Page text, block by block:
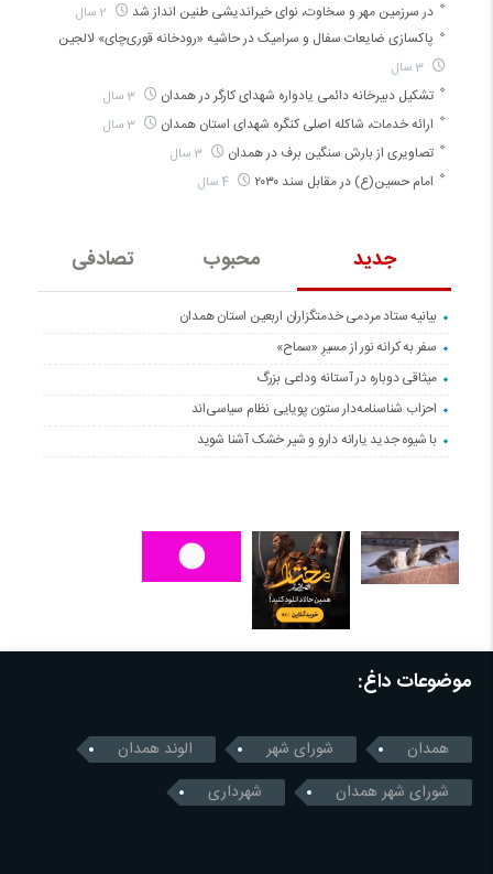
جدید محبوب تصادفی
بیانیه ستاد مردمی خدمتگزاران اربعین استان همدان
سفر به کرانه‌ نور از مسیرِ «سماح»
میثاقی دوباره در آستانه‌ وداعی بزرگ
احزاب شناسنامه‌دار ستون پویایی نظام سیاسی‌اند
با شیوه جدید یارانه دارو و شیر خشک آشنا شوید
در سرزمین مهر و سخاوت، نوای خیراندیشی طنین انداز شد
پاکسازی ضایعات سفال و سرامیک در حاشیه «رودخانه قوری‌چای» لالجین
3 سال
تشکیل دبیرخانه دائمی یادواره شهدای کارگر در همدان 3 سال
ارائه خدمات، شاکله اصلی کنگره شهدای استان همدان 3 سال
تصاویری از بارش سنگین برف در همدان 3 سال
امام حسین(ع) در مقابل سند ۲۰۳۰
موضوعات داغ:
همدان شورای شهر
الوند همدان
شورای شهر همدان
شهرداری